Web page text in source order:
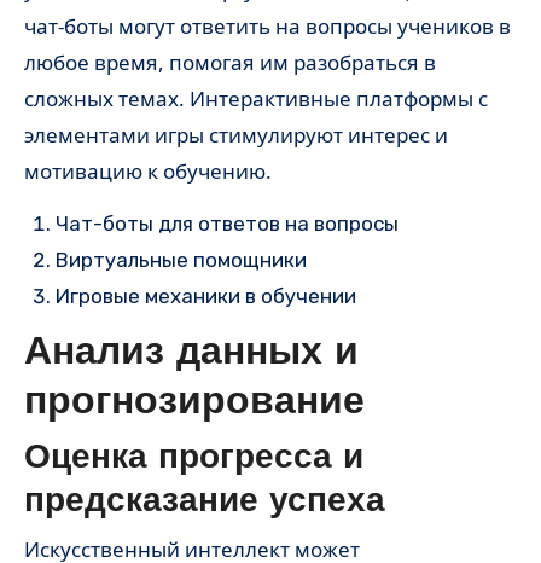
чат-боты могут ответить на вопросы учеников в
любое время, помогая им разобраться в
сложных темах. Интерактивные платформы с
элементами игры стимулируют интерес и
мотивацию к обучению.
Чат-боты для ответов на вопросы
Виртуальные помощники
Игровые механики в обучении
Анализ данных и
прогнозирование
Оценка прогресса и
предсказание успеха
Искусственный интеллект может